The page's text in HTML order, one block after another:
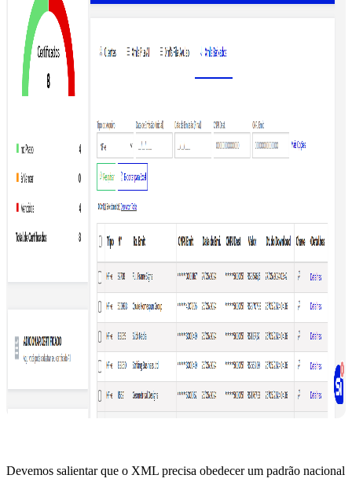
Devemos salientar que o XML precisa obedecer um padrão nacional